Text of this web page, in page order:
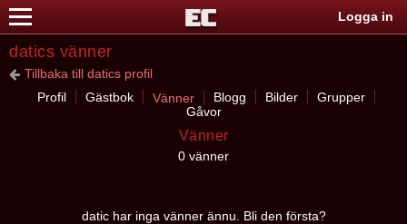
Logga in
datics vänner
Tillbaka till datics profil
Profil
Gästbok Vänner Blogg Bilder
Grupper
Gåvor
Vänner
0 vänner
datic har inga vänner ännu. Bli den första?